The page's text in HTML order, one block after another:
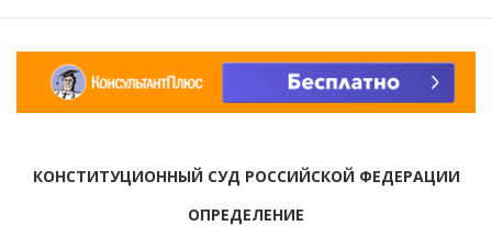
КОНСТИТУЦИОННЫЙ СУД РОССИЙСКОЙ ФЕДЕРАЦИИ
ОПРЕДЕЛЕНИЕ